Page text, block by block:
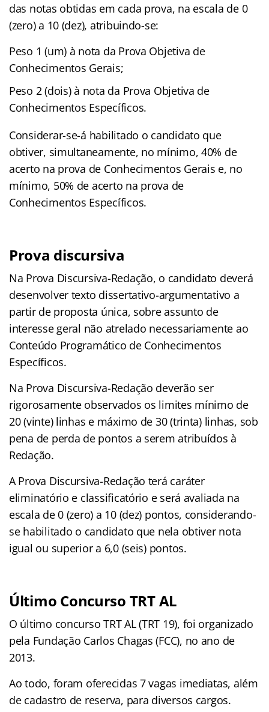
das notas obtidas em cada prova, na escala de 0
(zero) a 10 (dez), atribuindo-se:
Peso 1 (um) à nota da Prova Objetiva de
Conhecimentos Gerais;
Peso 2 (dois) à nota da Prova Objetiva de
Conhecimentos Específicos.
Considerar-se-á habilitado o candidato que
obtiver, simultaneamente, no mínimo, 40% de
acerto na prova de Conhecimentos Gerais e, no
mínimo, 50% de acerto na prova de
Conhecimentos Específicos.
Prova discursiva
Na Prova Discursiva-Redação, o candidato deverá
desenvolver texto dissertativo-argumentativo a
partir de proposta única, sobre assunto de
interesse geral não atrelado necessariamente ao
Conteúdo Programático de Conhecimentos
Específicos.
Na Prova Discursiva-Redação deverão ser
rigorosamente observados os limites mínimo de
20 (vinte) linhas e máximo de 30 (trinta) linhas, sob
pena de perda de pontos a serem atribuídos à
Redação.
A Prova Discursiva-Redação terá caráter
eliminatório e classificatório e será avaliada na
escala de 0 (zero) a 10 (dez) pontos, considerando-
se habilitado o candidato que nela obtiver nota
igual ou superior a 6,0 (seis) pontos.
Último Concurso TRT AL
O último concurso TRT AL (TRT 19), foi organizado
pela Fundação Carlos Chagas (FCC), no ano de
2013.
Ao todo, foram oferecidas 7 vagas imediatas, além
de cadastro de reserva, para diversos cargos.